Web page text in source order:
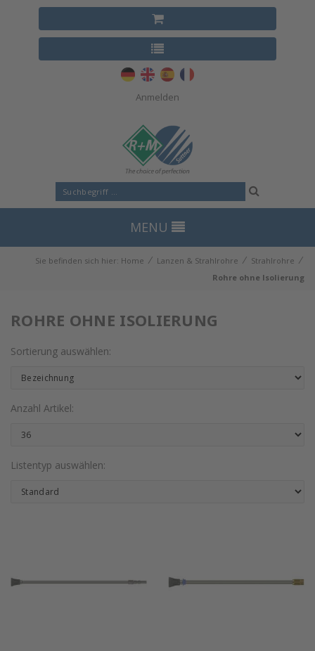
Anmelden
MENU
Sie befinden sich hier: Home ⁄ Lanzen & Strahlrohre ⁄ Strahlrohre ⁄
Rohre ohne Isolierung
ROHRE OHNE ISOLIERUNG
Sortierung auswählen:
Anzahl Artikel:
Listentyp auswählen: